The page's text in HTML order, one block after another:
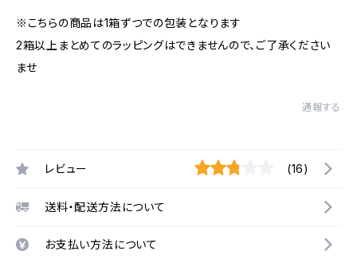
※こちらの商品は1箱ずつでの包装となります
2箱以上まとめてのラッピングはできませんので、ご了承ください
ませ
通報する
レビュー (16)
送料・配送方法について
お支払い方法について